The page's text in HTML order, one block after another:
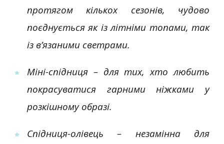
протягом кількох сезонів, чудово
поєднується як із літніми топами, так
із в’язаними светрами.
Міні-спідниця – для тих, хто любить
покрасуватися гарними ніжками у
розкішному образі.
Спідниця-олівець – незамінна для